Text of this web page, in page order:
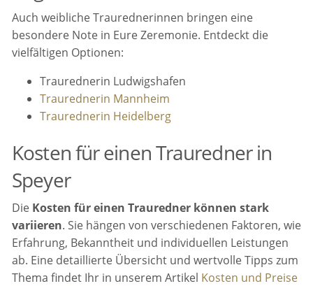
Auch weibliche Traurednerinnen bringen eine
besondere Note in Eure Zeremonie. Entdeckt die
vielfältigen Optionen:
Traurednerin Ludwigshafen
Traurednerin Mannheim
Traurednerin Heidelberg
Kosten für einen Trauredner in
Speyer
Die Kosten für einen Trauredner können stark
variieren. Sie hängen von verschiedenen Faktoren, wie
Erfahrung, Bekanntheit und individuellen Leistungen
ab. Eine detaillierte Übersicht und wertvolle Tipps zum
Thema findet Ihr in unserem Artikel Kosten und Preise